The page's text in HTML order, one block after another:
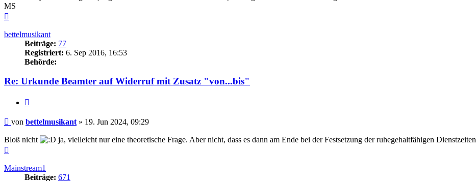
MS
bettelmusikant
Beiträge: 77
Registriert: 6. Sep 2016, 16:53
Behörde:
Re: Urkunde Beamter auf Widerruf mit Zusatz "von...bis"
Beitrag
von bettelmusikant » 19. Jun 2024, 09:29
Bloß nicht
ja, vielleicht nur eine theoretische Frage. Aber nicht, dass es dann am Ende bei der Festsetzung der ruhegehaltfähigen
Mainstream1
Beiträge: 671